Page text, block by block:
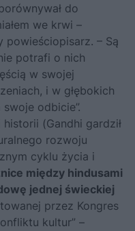
do
we krwi –
powieściopisarz. – Są
potrafi o nich
w swojej
i w głębokich
odbicie”.
(Gandhi gardził
rozwoju
cyklu życia i
między hindusami
jednej świeckiej
przez Kongres
kultur” –